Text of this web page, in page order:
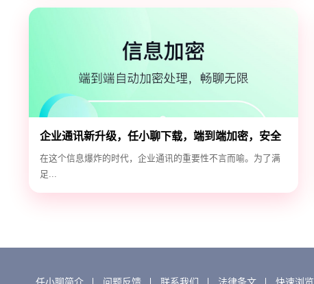
企业通讯新升级，任小聊下载，端到端加密，安全
高效！
在这个信息爆炸的时代，企业通讯的重要性不言而喻。为了满
足...